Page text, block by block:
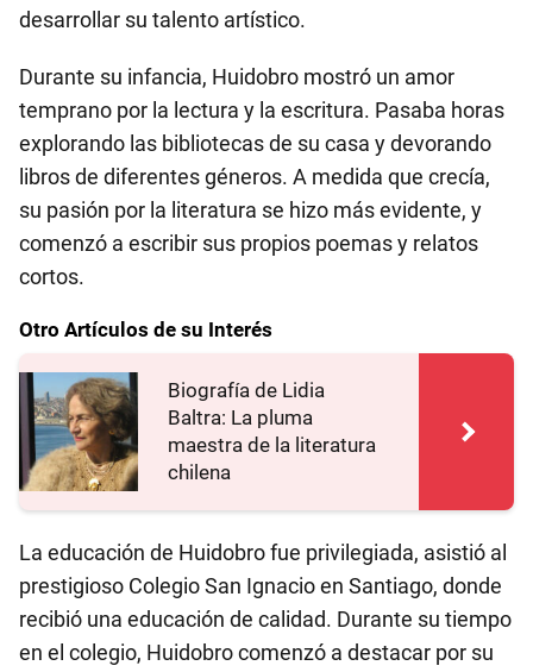
desarrollar su talento artístico.
Durante su infancia, Huidobro mostró un amor
temprano por la lectura y la escritura. Pasaba horas
explorando las bibliotecas de su casa y devorando
libros de diferentes géneros. A medida que crecía,
su pasión por la literatura se hizo más evidente, y
comenzó a escribir sus propios poemas y relatos
cortos.
Otro Artículos de su Interés
Biografía de Lidia
Baltra: La pluma
maestra de la literatura
chilena
La educación de Huidobro fue privilegiada, asistió al
prestigioso Colegio San Ignacio en Santiago, donde
recibió una educación de calidad. Durante su tiempo
en el colegio, Huidobro comenzó a destacar por su